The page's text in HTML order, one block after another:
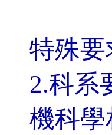
特殊要
2.科系
機科學